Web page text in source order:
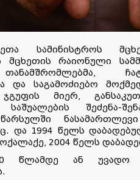
სამინისტროს
მცხეთის რაიონული
და საგამოძიებო
ჯგუფის მიერ,
საშუალების შეძენა-
და 1994 წელს
2004 წელს
წლამდე ან უვადო